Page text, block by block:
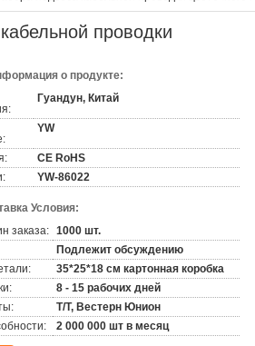
проводки
о продукте:
Гуандун, Китай
YW
CE RoHS
YW-86022
Условия:
заказа: 1000 шт.
Подлежит обсуждению
35*25*18 см картонная коробка
8 - 15 рабочих дней
Т/Т, Вестерн Юнион
2 000 000 шт в месяц